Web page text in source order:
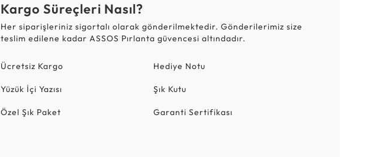
Kargo Süreçleri Nasıl?
Her siparişleriniz sigortalı olarak gönderilmektedir. Gönderilerimiz size
teslim edilene kadar ASSOS Pırlanta güvencesi altındadır.
Ücretsiz Kargo Hediye Notu
Yüzük İçi Yazısı Şık Kutu
Özel Şık Paket Garanti Sertifikası